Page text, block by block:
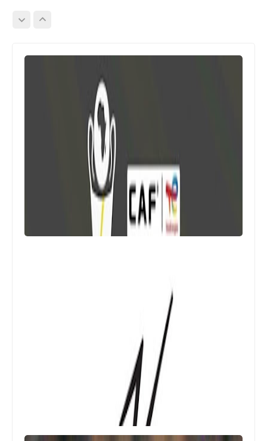
الحكم محمود البنا يعلن اعتزاله التحكيم
بشكل نهائي (ليس بقرارٍ فنى أو طبيعى)
موعد مشاهدة مباراة المصري و زيسكو
يونايتد و القنوات الناقلة